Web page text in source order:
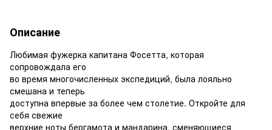
Описание
Любимая фужерка капитана Фосетта, которая
сопровождала его
во время многочисленных экспедиций, была лояльно
смешана и теперь
доступна впервые за более чем столетие. Откройте для
себя свежие
верхние ноты бергамота и мандарина, сменяющиеся